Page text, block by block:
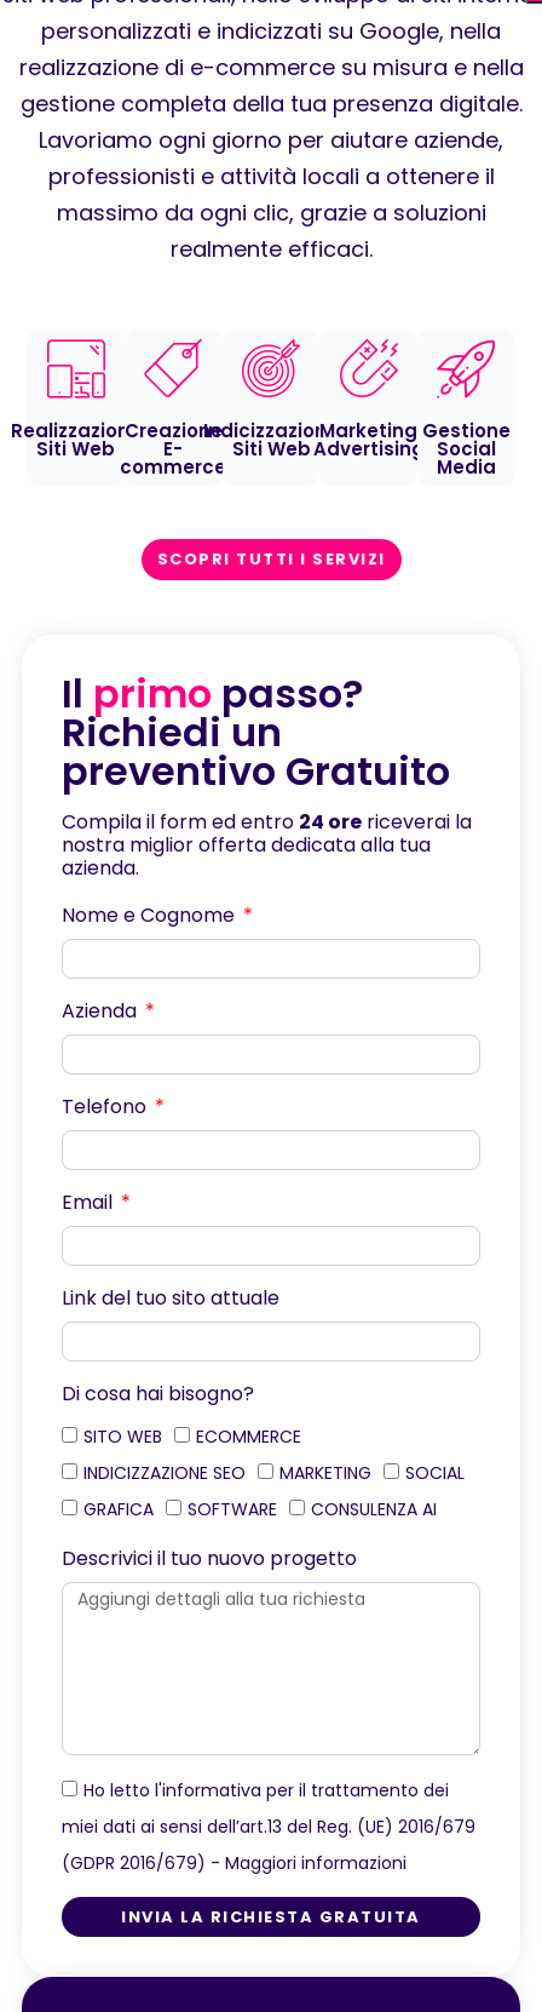
personalizzati e indicizzati su Google, nella
realizzazione di e-commerce su misura e nella
gestione completa della tua presenza digitale.
Lavoriamo ogni giorno per aiutare aziende,
professionisti e attività locali a ottenere il
massimo da ogni clic, grazie a soluzioni
realmente efficaci.
Realizzazione
Siti Web
Creazione
E-
commerce
Indicizzazione
Siti Web
Marketing
Advertising
Gestione
Social
Media
SCOPRI TUTTI I SERVIZI
Il primo passo?
Richiedi un
preventivo Gratuito
Compila il form ed entro 24 orericeverai la
nostra miglior offerta dedicata alla tua
azienda.
Nome e Cognome
Azienda
Telefono
Email
Link del tuo sito attuale
Di cosa hai bisogno?
SITO WEB
ECOMMERCE
INDICIZZAZIONE SEO
MARKETING
SOCIAL
GRAFICA
SOFTWARE CONSULENZA AI
Descrivici il tuo nuovo progetto
Ho letto l'informativa per il trattamento dei
miei dati ai sensi dell’art.13 del Reg. (UE) 2016/679
(GDPR 2016/679) - Maggiori informazioni
INVIA LA RICHIESTA GRATUITA